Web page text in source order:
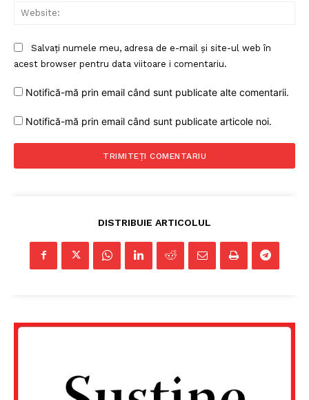
Salvați numele meu, adresa de e-mail și site-ul web în
acest browser pentru data viitoare i comentariu.
Notifică-mă prin email când sunt publicate alte comentarii.
Notifică-mă prin email când sunt publicate articole noi.
DISTRIBUIE ARTICOLUL